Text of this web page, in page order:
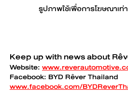
รูปภาพใช้เพื่อการโฆษณาเท่
Keep up with news about
Website:
Facebook: BYD Rêver Thailand
www.facebook.com/